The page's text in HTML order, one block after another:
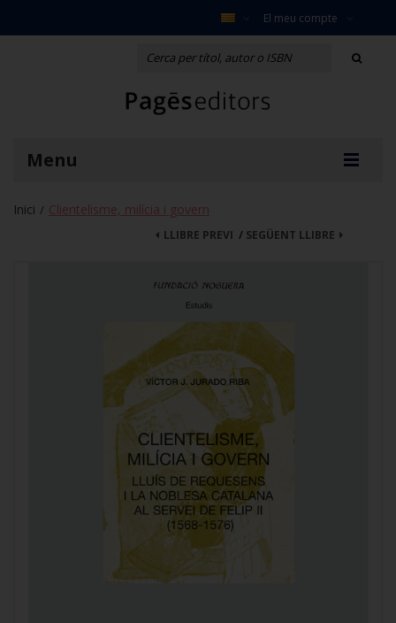
El meu compte
Menu
Inici / Clientelisme, milícia i govern
SEGÜENT LLIBRE
LLIBRE PREVI /